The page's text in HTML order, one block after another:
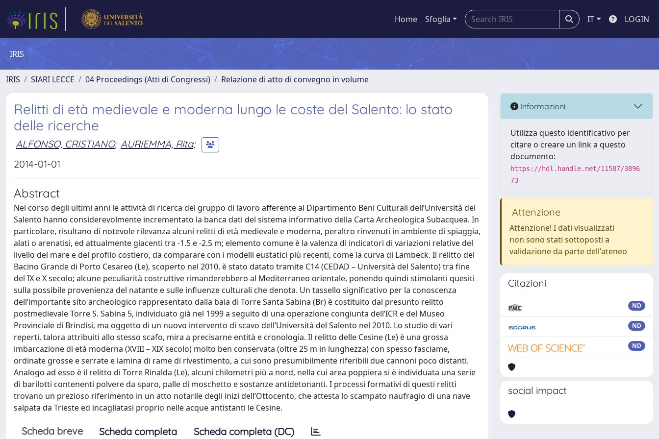
Home Sfoglia IT LOGIN
IRIS
IRIS SIARI LECCE 04 Proceedings (Atti di Congressi) Relazione di atto di convegno in volume
Relitti di età medievale e moderna lungo le coste del Salento: lo stato
delle ricerche
ALFONSO, CRISTIANO; AURIEMMA, Rita;
2014-01-01
Abstract
Nel corso degli ultimi anni le attività di ricerca del gruppo di lavoro afferente al Dipartimento Beni Culturali dell’Università del
Salento hanno considerevolmente incrementato la banca dati del sistema informativo della Carta Archeologica Subacquea. In
particolare, risultano di notevole rilevanza alcuni relitti di età medievale e moderna, peraltro rinvenuti in ambiente di spiaggia,
alati o arenatisi, ed attualmente giacenti tra -1.5 e -2.5 m; elemento comune è la valenza di indicatori di variazioni relative del
livello del mare e del profilo costiero, da comparare con i modelli eustatici più recenti, come la curva di Lambeck. Il relitto del
Bacino Grande di Porto Cesareo (Le), scoperto nel 2010, è stato datato tramite C14 (CEDAD – Università del Salento) tra fine
del IX e X secolo; alcune peculiarità costruttive rimanderebbero al Mediterraneo orientale, ponendo quindi stimolanti quesiti
sulla possibile provenienza del natante e sulle influenze culturali che denota. Un tassello significativo per la conoscenza
dell’importante sito archeologico rappresentato dalla baia di Torre Santa Sabina (Br) è costituito dal presunto relitto
postmedievale Torre S. Sabina 5, individuato già nel 1999 a seguito di una operazione congiunta dell’ICR e del Museo
Provinciale di Brindisi, ma oggetto di un nuovo intervento di scavo dell’Università del Salento nel 2010. Lo studio di vari
reperti, talora attribuiti allo stesso scafo, mira a precisarne entità e cronologia. Il relitto delle Cesine (Le) è una grossa
imbarcazione di età moderna (XVIII – XIX secolo) molto ben conservata (oltre 25 m in lunghezza) con spesso fasciame,
ordinate grosse e serrate e lamina di rame di rivestimento, a cui sono presumibilmente riferibili due cannoni poco distanti.
Analogo ad esso è il relitto di Torre Rinalda (Le), alcuni chilometri più a nord, nella cui area poppiera si è individuata una serie
di barilotti contenenti polvere da sparo, palle di moschetto e sostanze antidetonanti. I processi formativi di questi relitti
trovano un prezioso riferimento in un atto notarile degli inizi dell’Ottocento, che attesta lo scampato naufragio di una nave
salpata da Trieste ed incagliatasi proprio nelle acque antistanti le Cesine.
Scheda breve Scheda completa Scheda completa (DC)
Informazioni
Utilizza questo identificativo per
citare o creare un link a questo
documento:
https://hdl.handle.net/11587/3896
73
Attenzione
Attenzione! I dati visualizzati
non sono stati sottoposti a
validazione da parte dell'ateneo
Citazioni
ND
ND
ND
social impact